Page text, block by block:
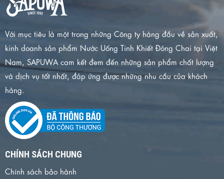
Với mục tiêu là một trong những Công ty hàng đầu về sản xuất,
kinh doanh sản phẩm Nước Uống Tinh Khiết Đóng Chai tại Việt
Nam, SAPUWA cam kết đem đến những sản phẩm chất lượng
và dịch vụ tốt nhất, đáp ứng được những nhu cầu của khách
hàng.
CHÍNH SÁCH CHUNG
Chính sách bảo hành